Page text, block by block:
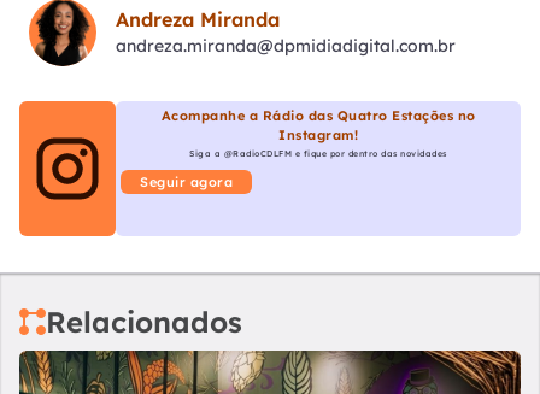
Andreza Miranda
andreza.miranda@dpmidiadigital.com.br
Acompanhe a Rádio das Quatro Estações no
Instagram!
Siga a @RadioCDLFM e fique por dentro das novidades
Seguir agora
Relacionados